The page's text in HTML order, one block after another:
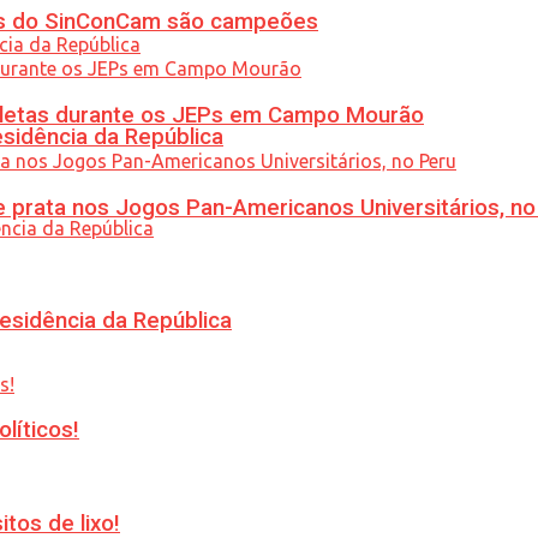
da República
da República
SinConCam são campeões
durante os JEPs em Campo Mourão
nos Jogos Pan-Americanos Universitários,
de lixo!